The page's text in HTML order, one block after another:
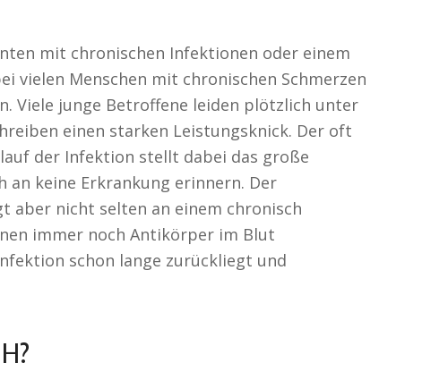
mit chronischen Infektionen oder einem
vielen Menschen mit chronischen Schmerzen
Viele junge Betroffene leiden plötzlich unter
einen starken Leistungsknick. Der oft
der Infektion stellt dabei das große
an keine Erkrankung erinnern. Der
aber nicht selten an einem chronisch
immer noch Antikörper im Blut
schon lange zurückliegt und